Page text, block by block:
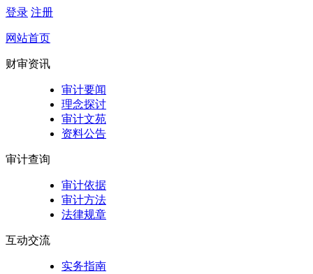
登录 注册
网站首页
财审资讯
审计要闻
理念探讨
审计文苑
资料公告
审计查询
审计依据
审计方法
法律规章
互动交流
实务指南